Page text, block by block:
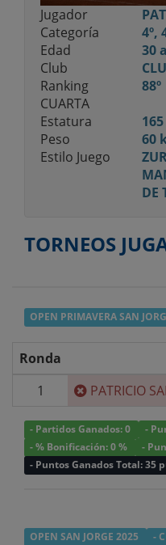
Jugador
Categoría
4º,
Edad
30
Club
Ranking
CUARTA
88º
Estatura
Peso
60
Estilo Juego
DE
TORNEOS
OPEN PRIMAVERA SAN
Ronda
1
PATRICIO
- Partidos Ganados: 0
-
- % Bonificación: 0 %
-
- Puntos Ganados Total: 35
OPEN SAN JORGE 2025 -